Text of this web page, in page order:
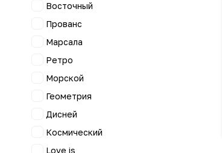
Восточный
Прованс
Марсала
Ретро
Морской
Геометрия
Дисней
Космический
Love is